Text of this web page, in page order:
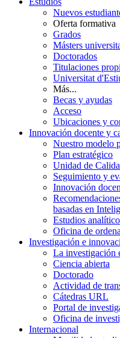
Nuevos
Oferta formativa
Grados
Másters
Doctorados
Titulaciones
Universitat
Más...
Becas y ayudas
Acceso
Ubicaciones y
Innovación docente y
Nuestro modelo
Plan estratégico
Unidad de
Seguimiento y
Innovación
basadas en
Estudios
Oficina de
Investigación e
La investigación
Ciencia abierta
Doctorado
Actividad de
Cátedras URL
Portal de
Oficina de
Internacional